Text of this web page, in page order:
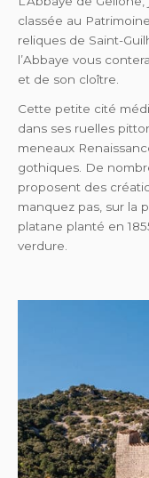
classée au
reliques de Saint-
l’Abbaye vous
et de son cloître.
Cette petite cité
dans ses ruelles
meneaux
gothiques. De
proposent des
manquez pas, sur la
platane planté en
verdure.